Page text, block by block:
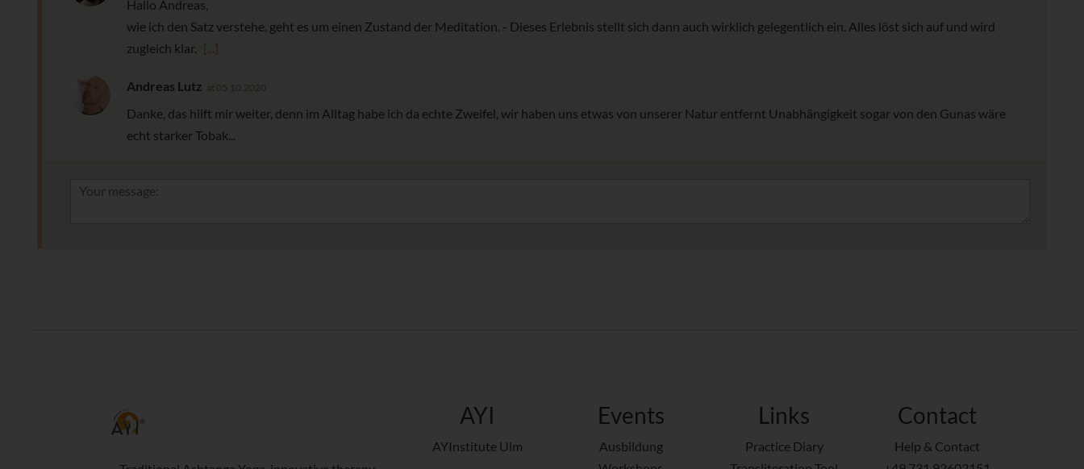
Hallo Andreas,
wie ich den Satz verstehe, geht es um einen Zustand der Meditation. - Dieses Erlebnis stellt sich dann auch wirklich gelegentlich ein. Alles löst sich auf und wird
zugleich klar. [...]
Andreas Lutz at 05.10.2020
Danke, das hilft mir weiter, denn im Alltag habe ich da echte Zweifel, wir haben uns etwas von unserer Natur entfernt Unabhängigkeit sogar von den Gunas wäre
echt starker Tobak...
AYI
AYInstitute Ulm
Events
Ausbildung
Links
Practice Diary
Contact
Help & Contact